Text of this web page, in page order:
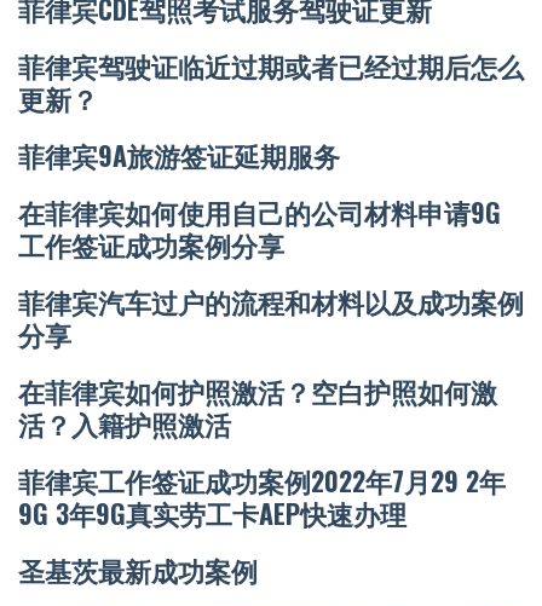
菲律宾CDE驾照考试服务驾驶证更新
菲律宾驾驶证临近过期或者已经过期后怎么
更新？
菲律宾9A旅游签证延期服务
在菲律宾如何使用自己的公司材料申请9G
工作签证成功案例分享
菲律宾汽车过户的流程和材料以及成功案例
分享
在菲律宾如何护照激活？空白护照如何激
活？入籍护照激活
菲律宾工作签证成功案例2022年7月29 2年
9G 3年9G真实劳工卡AEP快速办理
圣基茨最新成功案例